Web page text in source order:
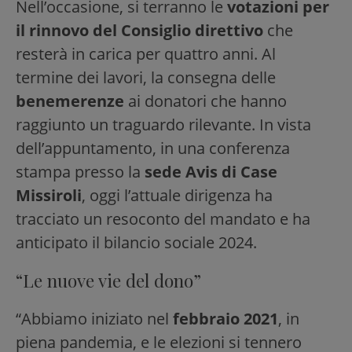
Nell’occasione, si terranno le votazioni per
il rinnovo del Consiglio direttivo che
resterà in carica per quattro anni. Al
termine dei lavori, la consegna delle
benemerenze ai donatori che hanno
raggiunto un traguardo rilevante. In vista
dell’appuntamento, in una conferenza
stampa presso la sede Avis di Case
Missiroli, oggi l’attuale dirigenza ha
tracciato un resoconto del mandato e ha
anticipato il bilancio sociale 2024.
“Le nuove vie del dono”
“Abbiamo iniziato nel febbraio 2021, in
piena pandemia, e le elezioni si tennero